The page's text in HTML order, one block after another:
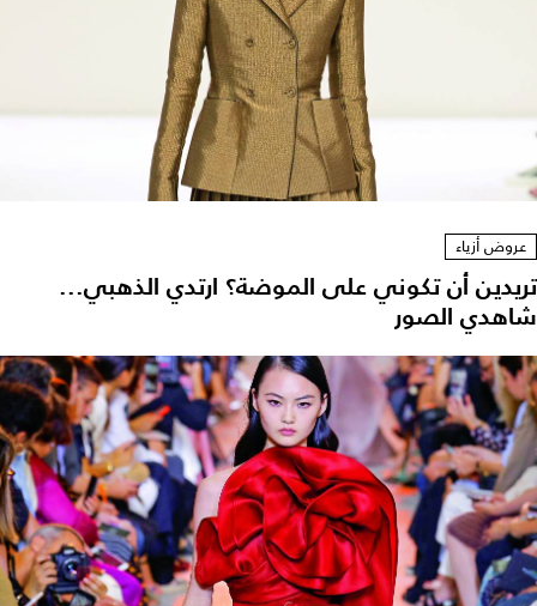
عروض أزياء
تريدين أن تكوني على الموضة؟ ارتدي الذهبي...
شاهدي الصور